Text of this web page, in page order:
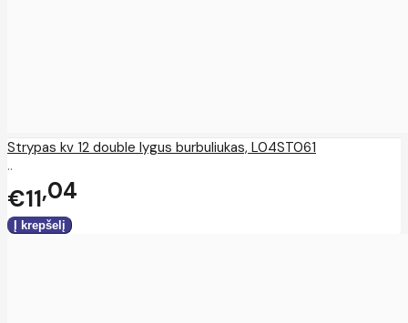
Strypas kv 12 double lygus burbuliukas, L04ST061
..
€11 04